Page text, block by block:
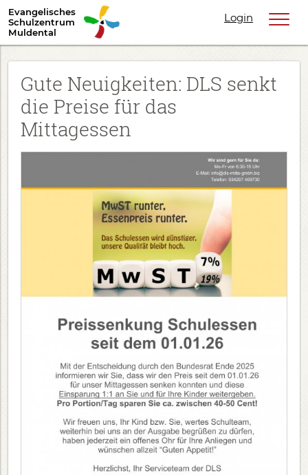
Evangelisches
Schulzentrum
Muldental
Login
​Gute Neuigkeiten: DLS senkt
die Preise für das
Mittagessen